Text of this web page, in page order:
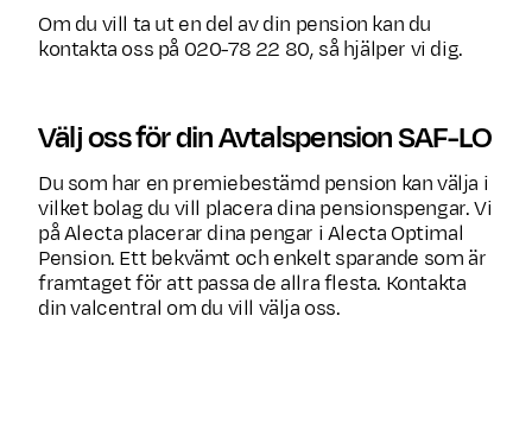
Om du vill ta ut en del av din pension kan du
kontakta oss på 020-78 22 80, så hjälper vi dig.
Välj oss för din Avtalspension SAF-LO
Du som har en premiebestämd pension kan välja i
vilket bolag du vill placera dina pensionspengar. Vi
på Alecta placerar dina pengar i Alecta Optimal
Pension. Ett bekvämt och enkelt sparande som är
framtaget för att passa de allra flesta. Kontakta
din valcentral om du vill välja oss.